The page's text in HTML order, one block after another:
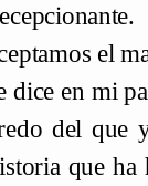
el
dice en mi
del que
que ha